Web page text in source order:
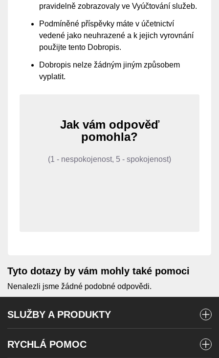
pravidelně zobrazovaly ve Vyúčtování služeb.
Podmíněné příspěvky máte v účetnictví
vedené jako neuhrazené a k jejich vyrovnání
použijte tento Dobropis.
Dobropis nelze žádným jiným způsobem
vyplatit.
Jak vám odpověď
pomohla?
(1 - nespokojenost, 5 - spokojenost)
Tyto dotazy by vám mohly také pomoci
Nenalezli jsme žádné podobné odpovědi.
SLUŽBY A PRODUKTY
Předplacené karty
RYCHLÁ POMOC